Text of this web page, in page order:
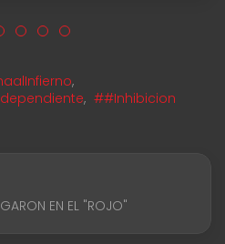
,
, ##Inhibicion
EN EL "ROJO"